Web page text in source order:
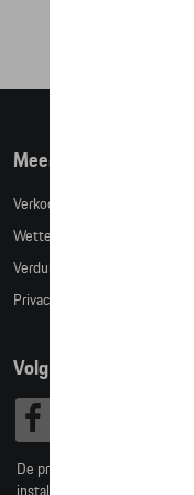
Meer info
Verkoopsvoorwaarden
Wettelijke bepalingen
Verduidelijking kledingmaten
Privacybeleid
Volg Ons
De prijzen op deze site zijn
installatiekosten. Voor meer